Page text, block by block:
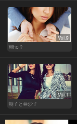
Vol.9
Who？
Vol.1
朝子と亜沙子